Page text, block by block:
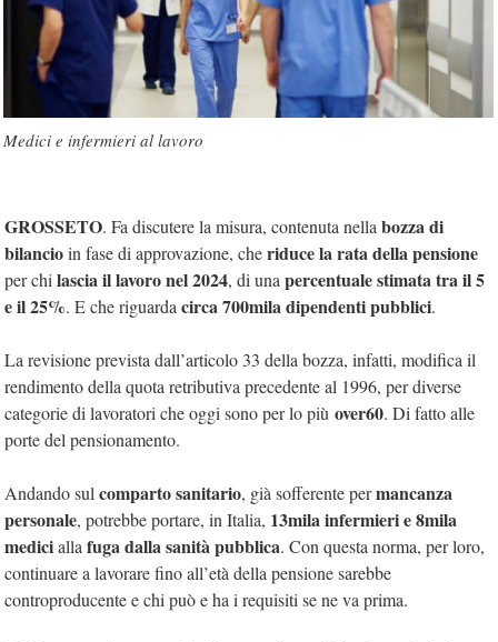
Medici e infermieri al lavoro
GROSSETO. Fa discutere la misura, contenuta nella bozza di
bilancioin fase di approvazione, cheriduce la rata della pensione
per chi lascia il lavoro nel 2024, di una percentuale stimata tra il 5
e il 25%. E che riguarda circa 700mila dipendenti pubblici.
La revisione prevista dall’articolo 33 della bozza, infatti, modifica il
rendimento della quota retributiva precedente al 1996, per diverse
categorie di lavoratori che oggi sono per lo più over60. Di fatto alle
porte del pensionamento.
Andando sul comparto sanitario, già sofferente permancanza
personale, potrebbe portare, in Italia, 13mila infermieri e 8mila
medicialla fuga dalla sanità pubblica. Con questa norma, perloro,
continuare a lavorare fino all’età della pensione sarebbe
controproducente e chi può e ha i requisiti se ne va prima.